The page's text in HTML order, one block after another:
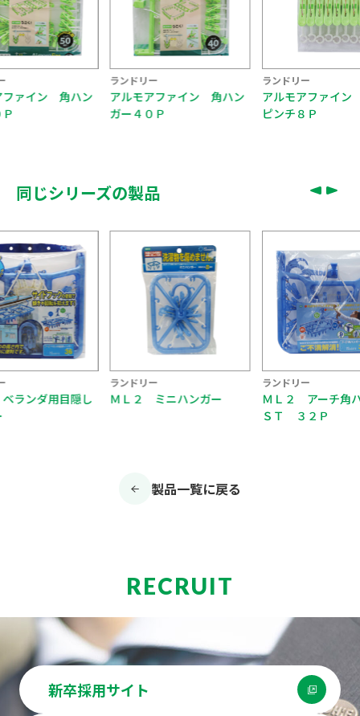
ー
アファイン 角ハン
Ｐ
ランドリー
アルモアファイン 取替用
ピンチ８Ｐ
ランドリー
アルモアファ
ガー２０Ｐ
同じシリーズの製品
ＭＬ２ ミニハンガー
ＭＬ２ アーチ角ハンガー
ＭＬ２
シ付
製品一覧に戻る
RECRUIT
新卒採用サイト